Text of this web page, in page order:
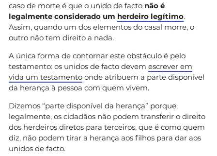
caso de morte é que o unido de facto não é
legalmente considerado um herdeiro legítimo.
Assim, quando um dos elementos do casal morre, o
outro não tem direito a nada.
A única forma de contornar este obstáculo é pelo
testamento: os unidos de facto devem escrever em
vida um testamento onde atribuem a parte disponível
da herança à pessoa com quem vivem.
Dizemos “parte disponível da herança” porque,
legalmente, os cidadãos não podem transferir o direito
dos herdeiros diretos para terceiros, que é como quem
diz, não podem tirar a herança aos filhos para dar aos
unidos de facto.